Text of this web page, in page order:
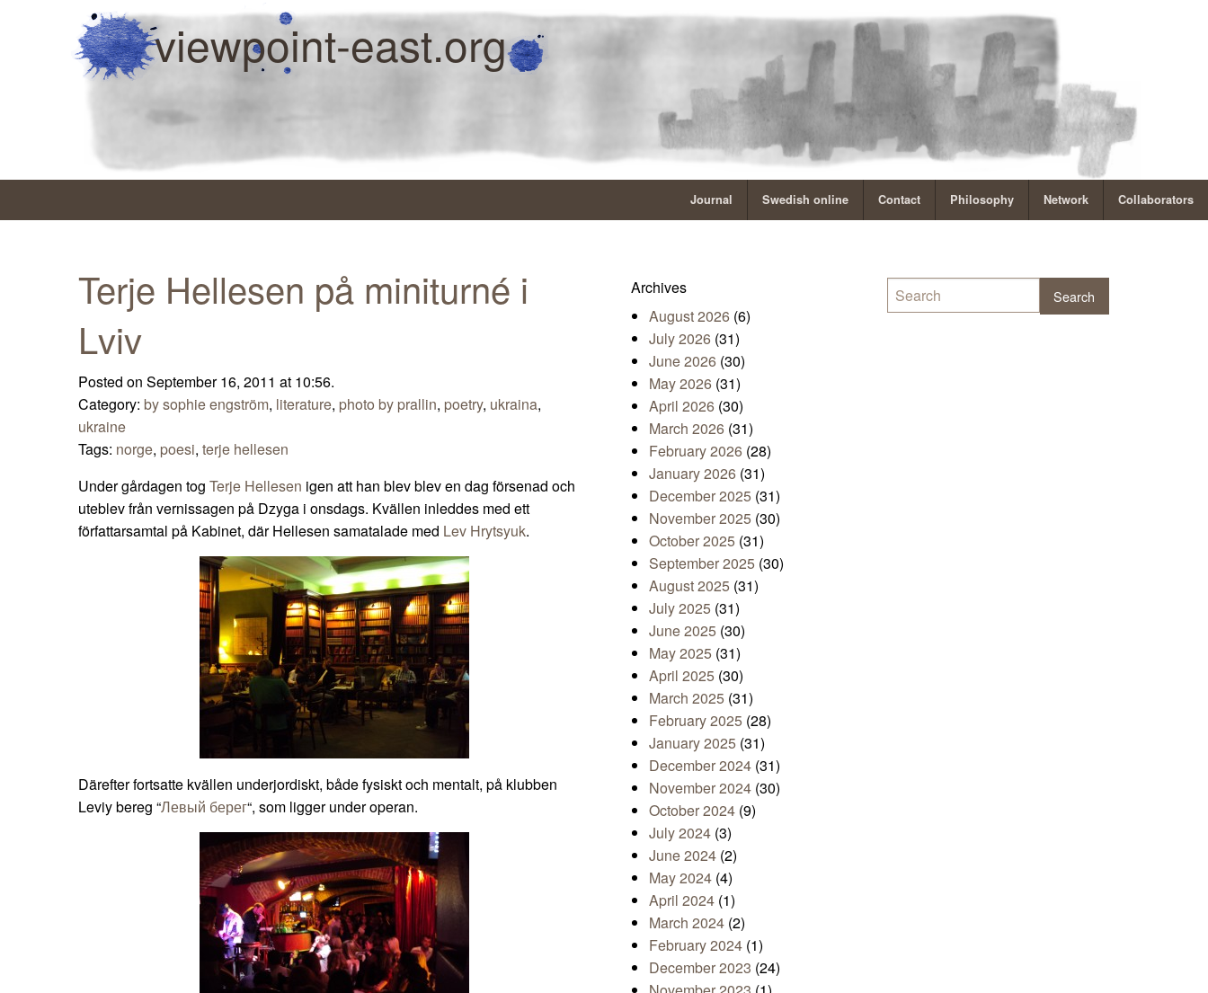
viewpoint-east.org
Journal Swedish online Contact Philosophy Network Collaborators
Terje Hellesen på miniturné i
Lviv
Posted on September 16, 2011 at 10:56.
Category: by sophie engström, literature, photo by prallin, poetry, ukraina,
ukraine
Tags: norge, poesi, terje hellesen
Under gårdagen tog Terje Hellesen igen att han blev blev en dag försenad och
uteblev från vernissagen på Dzyga i onsdags. Kvällen inleddes med ett
författarsamtal på Kabinet, där Hellesen samatalade med Lev Hrytsyuk.
Därefter fortsatte kvällen underjordiskt, både fysiskt och mentalt, på klubben
Leviy bereg “Левый берег“, som ligger under operan.
Archives
August 2026 (6)
July 2026 (31)
June 2026 (30)
May 2026 (31)
April 2026 (30)
March 2026 (31)
February 2026 (28)
January 2026 (31)
December 2025 (31)
November 2025 (30)
October 2025 (31)
September 2025 (30)
August 2025 (31)
July 2025 (31)
June 2025 (30)
May 2025 (31)
April 2025 (30)
March 2025 (31)
February 2025 (28)
January 2025 (31)
December 2024 (31)
November 2024 (30)
October 2024 (9)
July 2024 (3)
June 2024 (2)
May 2024 (4)
April 2024 (1)
March 2024 (2)
February 2024 (1)
December 2023 (24)